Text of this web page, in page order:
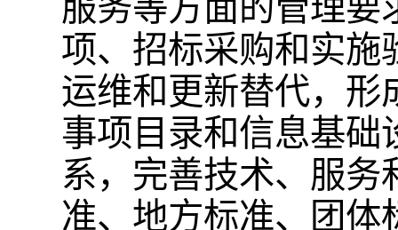
项、招标采购和实施
运维和更新替代，形
事项目录和信息基础
系，完善技术、服
准、地方标准、团体